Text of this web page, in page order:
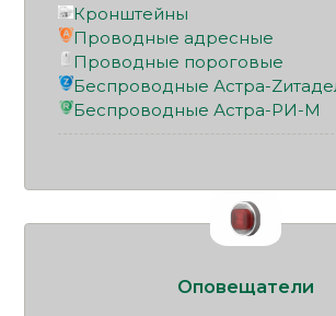
Кронштейны
Проводные адресные
Проводные пороговые
Беспроводные Астра-
Беспроводные Астра-РИ-М
Оповещатели